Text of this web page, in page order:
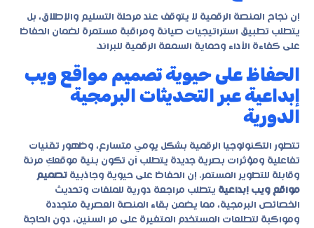
إن نجاح المنصة الرقمية لا يتوقف عند مرحلة التسليم والإطلاق، بل
يتطلب تطبيق استراتيجيات صيانة ومراقبة مستمرة لضمان الحفاظ
على كفاءة الأداء وحماية السمعة الرقمية للبراند.
الحفاظ على حيوية تصميم مواقع ويب
إبداعية عبر التحديثات البرمجية
الدورية
تتطور التكنولوجيا الرقمية بشكل يومي متسارع، وظهور تقنيات
تفاعلية ومؤثرات بصرية جديدة يتطلب أن تكون بنية موقعكِ مرنة
وقابلة للتطوير المستمر. إن الحفاظ على حيوية وجاذبية تصميم
مواقع ويب إبداعية يتطلب مراجعة دورية للملفات وتحديث
الخصائص البرمجية، مما يضمن بقاء المنصة العصرية متجددة
ومواكبة لتطلعات المستخدم المتغيرة على مر السنين، دون الحاجة